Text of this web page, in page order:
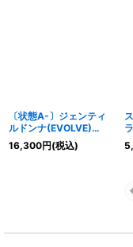
〔状態A-〕ジェンティ
ルドンナ(EVOLVE)
【SP】{ECP01-SP06}
《ロイヤル》
16,300円(税込)